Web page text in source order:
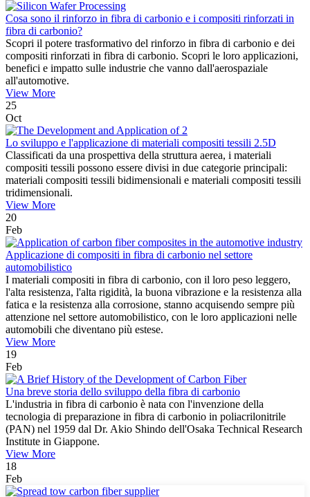
Cosa sono il rinforzo in fibra di carbonio e i compositi rinforzati in
fibra di carbonio?
Scopri il potere trasformativo del rinforzo in fibra di carbonio e dei
compositi rinforzati in fibra di carbonio. Scopri le loro applicazioni,
benefici e impatto sulle industrie che vanno dall'aerospaziale
all'automotive.
View More
25
Oct
Lo sviluppo e l'applicazione di materiali compositi tessili 2.5D
Classificati da una prospettiva della struttura aerea, i materiali
compositi tessili possono essere divisi in due categorie principali:
materiali compositi tessili bidimensionali e materiali compositi tessili
tridimensionali.
View More
20
Feb
Applicazione di compositi in fibra di carbonio nel settore
automobilistico
I materiali compositi in fibra di carbonio, con il loro peso leggero,
l'alta resistenza, l'alta rigidità, la buona vibrazione e la resistenza alla
fatica e la resistenza alla corrosione, stanno acquisendo sempre più
attenzione nel settore automobilistico, con le loro applicazioni nelle
automobili che diventano più estese.
View More
19
Feb
Una breve storia dello sviluppo della fibra di carbonio
L'industria in fibra di carbonio è nata con l'invenzione della
tecnologia di preparazione in fibra di carbonio in poliacrilonitrile
(PAN) nel 1959 dal Dr. Akio Shindo dell'Osaka Technical Research
Institute in Giappone.
View More
18
Feb